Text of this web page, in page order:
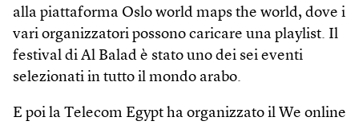
alla piattaforma Oslo world maps the world, dove i
vari organizzatori possono caricare una playlist. Il
festival di Al Balad è stato uno dei sei eventi
selezionati in tutto il mondo arabo.
E poi la Telecom Egypt ha organizzato il We online